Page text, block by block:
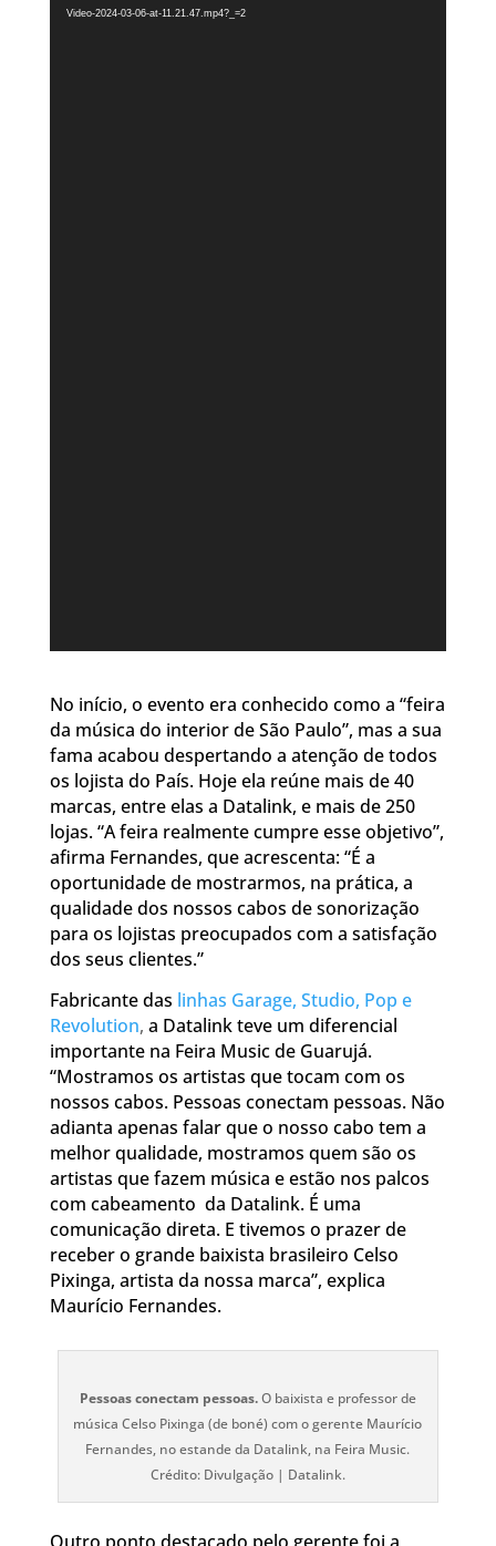
vídeo
Video-2024-03-06-at-11.21.47.mp4?_=2
No início, o evento era conhecido como a “feira
da música do interior de São Paulo”, mas a sua
fama acabou despertando a atenção de todos
os lojista do País. Hoje ela reúne mais de 40
marcas, entre elas a Datalink, e mais de 250
lojas. “A feira realmente cumpre esse objetivo”,
afirma Fernandes, que acrescenta: “É a
oportunidade de mostrarmos, na prática, a
qualidade dos nossos cabos de sonorização
para os lojistas preocupados com a satisfação
dos seus clientes.”
Fabricante das linhas Garage, Studio, Pop e
Revolution, a Datalink teve um diferencial
importante na Feira Music de Guarujá.
“Mostramos os artistas que tocam com os
nossos cabos. Pessoas conectam pessoas. Não
adianta apenas falar que o nosso cabo tem a
melhor qualidade, mostramos quem são os
artistas que fazem música e estão nos palcos
com cabeamento da Datalink. É uma
comunicação direta. E tivemos o prazer de
receber o grande baixista brasileiro Celso
Pixinga, artista da nossa marca”, explica
Maurício Fernandes.
Pessoas conectam pessoas.O baixista e professor de
música Celso Pixinga (de boné) com o gerente Maurício
Fernandes, no estande da Datalink, na Feira Music.
Crédito: Divulgação | Datalink.